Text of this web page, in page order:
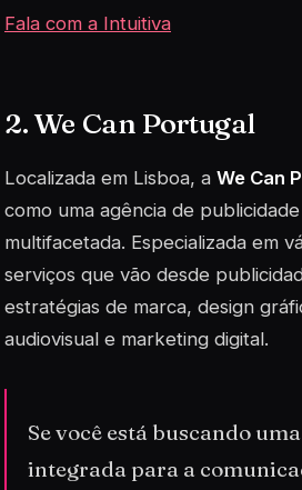
Fala com a Intuitiva
2. We Can Portugal
Localizada em Lisboa, a We Can
como uma agência de
multifacetada. Especializada em
serviços que vão desde
estratégias de marca, design
audiovisual e marketing digital.
Se você está buscando
integrada para a